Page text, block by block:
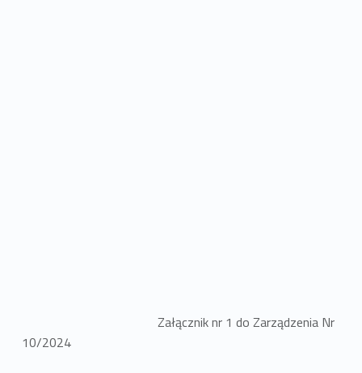
Załącznik nr 1 do Zarządzenia Nr
10/2024